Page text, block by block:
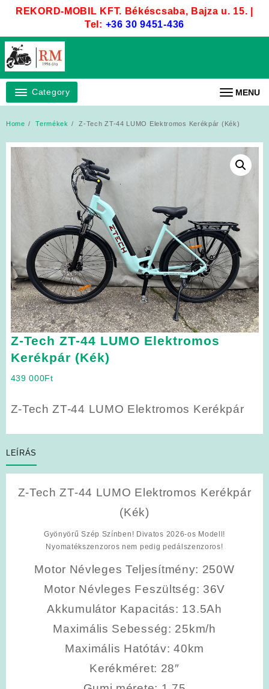
REKORD-MOBIL KFT. Békéscsaba, Bajza u. 15. |
Tel: +36 30 9451-436
Category MENU
Home Termékek Z-Tech ZT-44 LUMO Elektromos Kerékpár (Kék)
Z-Tech ZT-44 LUMO Elektromos
Kerékpár (Kék)
439 000Ft
Z-Tech ZT-44 LUMO Elektromos Kerékpár
LEÍRÁS
Z-Tech ZT-44 LUMO Elektromos Kerékpár
(Kék)
Gyönyörű Szép Színben! Divatos 2026-os Modell!
Nyomatékszenzoros nem pedig pedálszenzoros!
Motor Névleges Teljesítmény: 250W
Motor Névleges Feszültség: 36V
Akkumulátor Kapacitás: 13.5Ah
Maximális Sebesség: 25km/h
Maximális Hatótáv: 40km
Kerékméret: 28″